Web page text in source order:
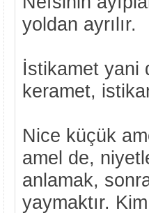
yoldan ayrılır.
İstikamet yani
keramet,
Nice küçük
amel de,
anlamak,
yaymaktır.